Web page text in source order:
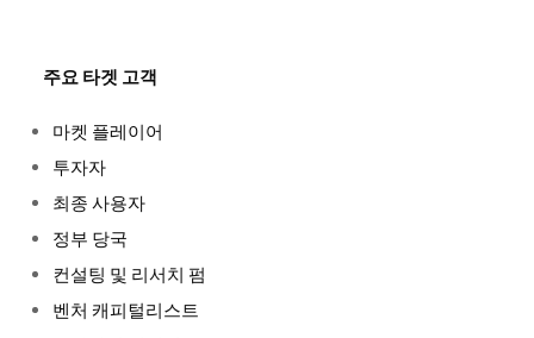
주요 타겟 고객
마켓 플레이어
투자자
최종 사용자
정부 당국
컨설팅 및 리서치 펌
벤처 캐피털리스트